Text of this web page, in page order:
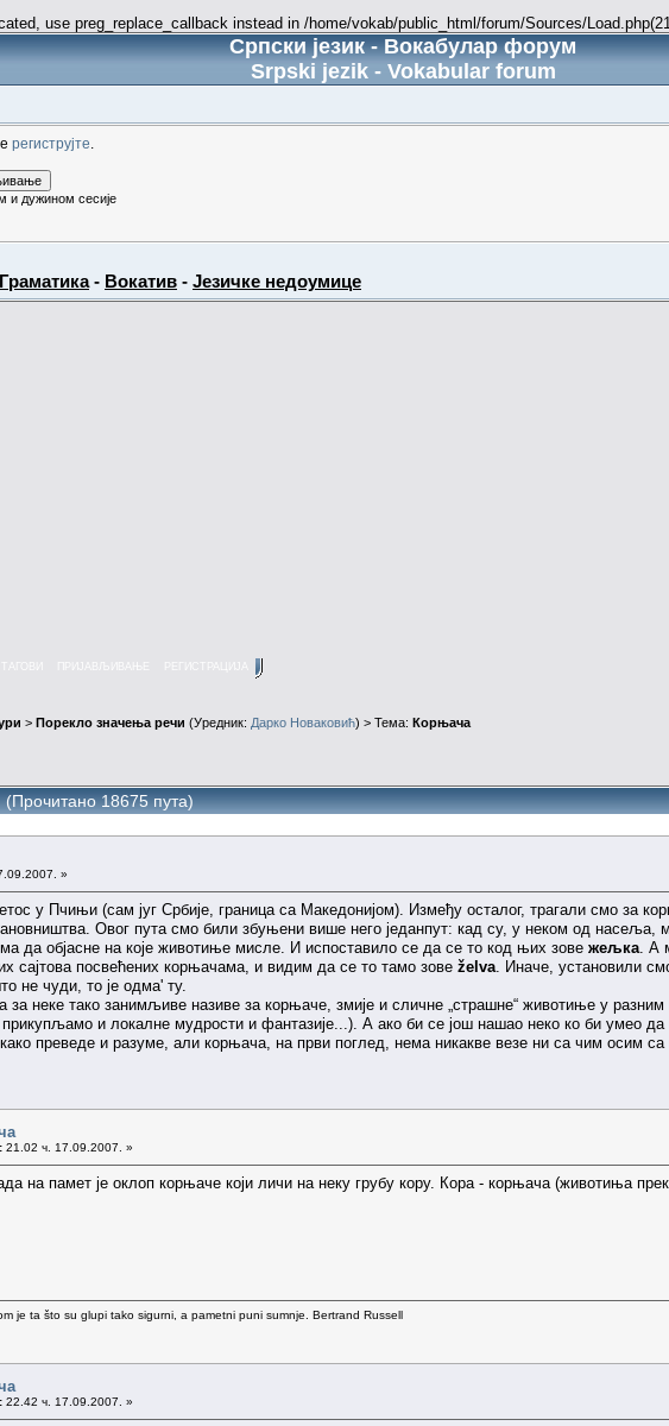
use preg_replace_callback instead in /home/vokab/public_html/forum/Sources/
Српски језик - Вокабулар форум
Srpski jezik - Vokabular forum
региструјте
и дужином сесије
Граматика- Вокатив - Језичке недоумице
> Порекло значења речи (Уредник: Дарко Новаковић) > Тема: Корњача
18675 пута)
»
у Пчињи (сам југ Србије, граница са Македонијом). Између осталог, трагали смо за
Овог пута смо били збуњени више него једанпут: кад су, у неком од насеља,
да објасне на које животиње мисле. И испоставило се да се то код њих зове жељка . А
сајтова посвећених корњачама, и видим да се то тамо зове želva . Иначе, установили
не чуди, то је одма' ту.
неке тако занимљиве називе за корњаче, змије и сличне „страшне“ животиње у
и локалне мудрости и фантазије...). А ако би се још нашао неко ко би умео
преведе и разуме, али корњача, на први поглед, нема никакве везе ни са чим осим
21.02 ч. 17.09.2007. »
на памет је оклоп корњаче који личи на неку грубу кору. Кора - корњача (животиња
je ta što su glupi tako sigurni, a pametni puni sumnje. Bertrand Russell
22.42 ч. 17.09.2007. »